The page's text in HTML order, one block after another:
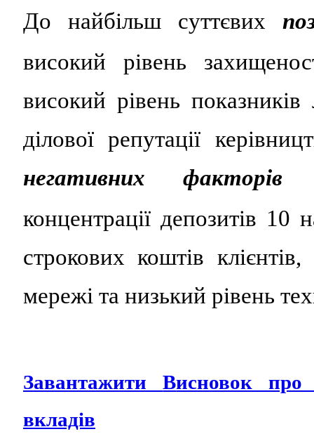
До найбільш суттєвих
високий рівень
високий рівень показників
ділової репутації
негативних факторів
концентрації депозитів 10
строкових коштів клієнтів,
мережі та низький рівень
ЗавантажитиВисновок про
вкладів